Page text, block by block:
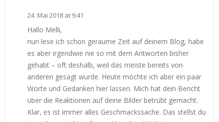
24. Mai 2018 at 9:41
Hallo Melli,
nun lese ich schon geraume Zeit auf deinem Blog, habe
es aber irgendwie nie so mit dem Antworten bisher
gehabt – oft deshalb, weil das meiste bereits von
anderen gesagt wurde. Heute möchte ich aber ein paar
Worte und Gedanken hier lassen. Mich hat dein Bericht
über die Reaktionen auf deine Bilder betrübt gemacht.
Klar, es ist immer alles Geschmackssache. Das stellst du